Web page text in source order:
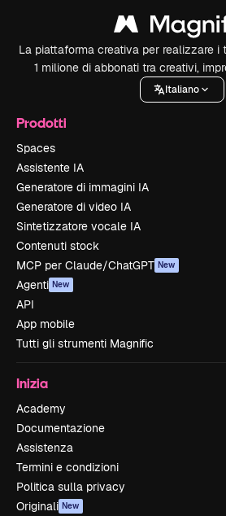
La piattaforma creativa per realizzare i
1 milione di abbonati tra creativi,
Italiano
Prodotti
Spaces
Assistente IA
Generatore di immagini IA
Generatore di video IA
Sintetizzatore vocale IA
Contenuti stock
MCP per Claude/ChatGPT New
Agenti New
API
App mobile
Tutti gli strumenti Magnific
Inizia
Academy
Documentazione
Assistenza
Termini e condizioni
Politica sulla privacy
Originali New